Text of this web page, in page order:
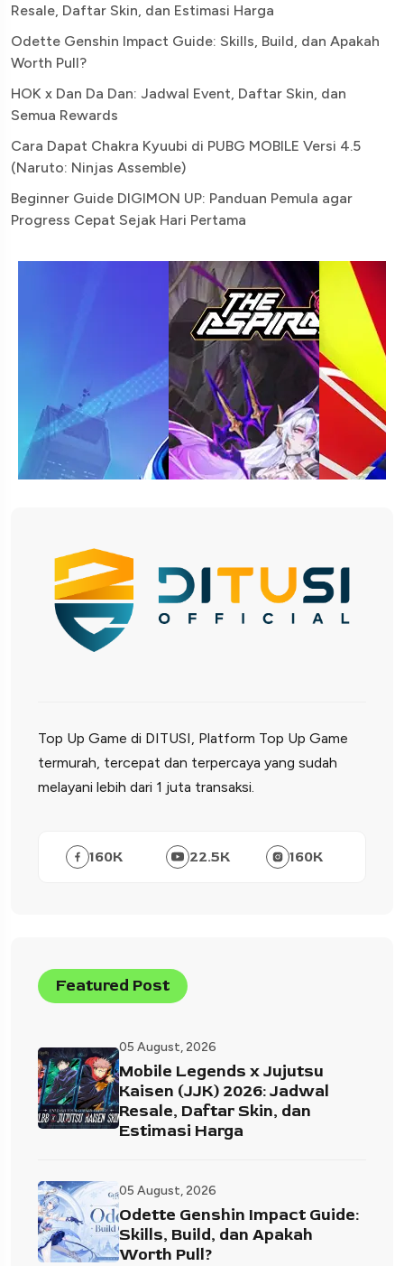
Resale, Daftar Skin, dan Estimasi Harga
Odette Genshin Impact Guide: Skills, Build, dan Apakah
Worth Pull?
HOK x Dan Da Dan: Jadwal Event, Daftar Skin, dan
Semua Rewards
Cara Dapat Chakra Kyuubi di PUBG MOBILE Versi 4.5
(Naruto: Ninjas Assemble)
Beginner Guide DIGIMON UP: Panduan Pemula agar
Progress Cepat Sejak Hari Pertama
Top Up Game di DITUSI, Platform Top Up Game
termurah, tercepat dan terpercaya yang sudah
melayani lebih dari 1 juta transaksi.
160K 22.5K 160K
Featured Post
05 August, 2026
Mobile Legends x Jujutsu
Kaisen (JJK) 2026: Jadwal
Resale, Daftar Skin, dan
Estimasi Harga
05 August, 2026
Odette Genshin Impact Guide:
Skills, Build, dan Apakah
Worth Pull?